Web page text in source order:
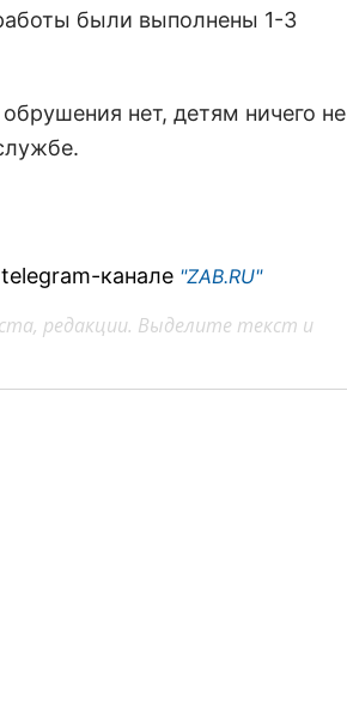
были выполнены 1-3
нет, детям ничего не
канале "ZAB.RU"
редакции. Выделите текст и